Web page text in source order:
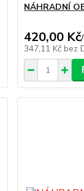
NÁHRADNÍ
420,00 Kč/
347,11 Kč bez